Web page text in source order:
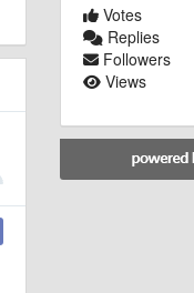
Votes
Replies
Followers
Views